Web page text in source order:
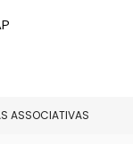
ASSOCIATIVAS